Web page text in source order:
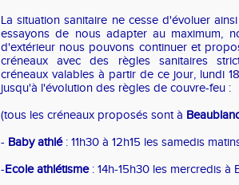
La situation sanitaire ne cesse d'évoluer
essayons de nous adapter au maximum,
d'extérieur nous pouvons continuer et
créneaux avec des règles sanitaires
créneaux valables à partir de ce jour, lundi
jusqu'à l'évolution des règles de couvre-feu :
(tous les créneaux proposés sont à
- Baby athlé : 11h30 à 12h15 les samedis
-Ecole athlétisme: 14h-15h30 les mercredis à